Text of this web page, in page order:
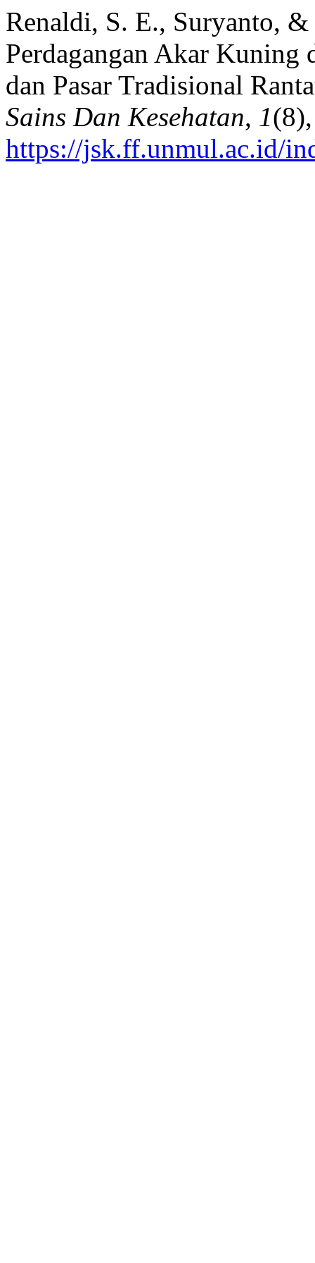
Renaldi, S. E., Suryanto,
Perdagangan Akar Kuning
dan Pasar Tradisional
Sains Dan Kesehatan, 1
https://jsk.ff.unmul.ac.id/